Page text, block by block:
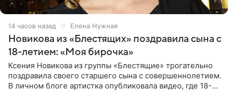
14 часов назад Елена Нужная
Новикова из «Блестящих» поздравила сына с
18-летием: «Моя бирочка»
Ксения Новикова из группы «Блестящие» трогательно
поздравила своего старшего сына с совершеннолетием.
В личном блоге артистка опубликовала видео, где 18-